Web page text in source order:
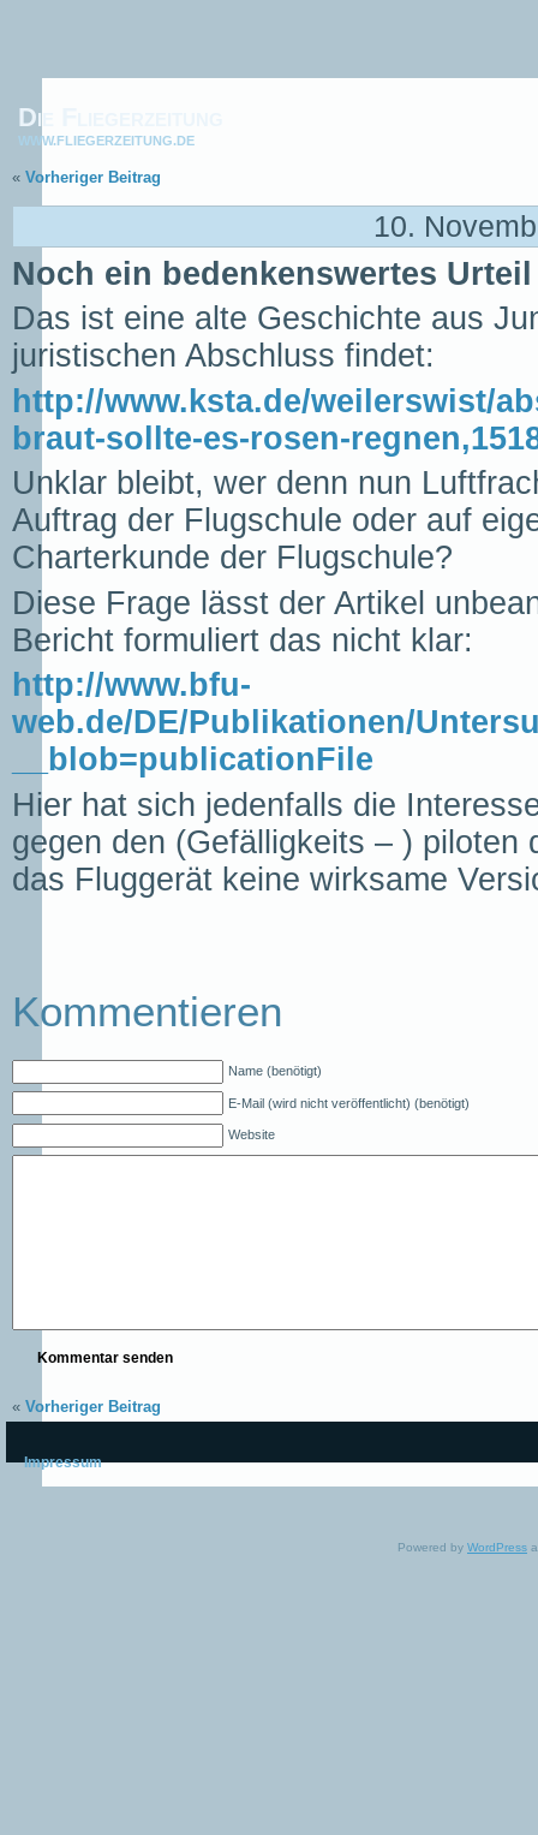
Die Fliegerzeitung
WWW.FLIEGERZEITUNG.DE
« Vorheriger Beitrag
10.
Noch ein bedenkenswertes Urteil
Das ist eine alte Geschichte aus
juristischen Abschluss findet:
http://www.ksta.de/weilerswist/
braut-sollte-es-rosen-
Unklar bleibt, wer denn nun
Auftrag der Flugschule oder auf
Charterkunde der Flugschule?
Diese Frage lässt der Artikel
Bericht formuliert das nicht klar:
http://www.bfu-
web.de/DE/Publikationen/
__blob=publicationFile
Hier hat sich jedenfalls die
gegen den (Gefälligkeits – ) piloten
das Fluggerät keine wirksame
Kommentieren
Name (benötigt)
E-Mail (wird nicht veröffentlicht) (benötigt)
Website
« Vorheriger Beitrag
Impressum
Powered by WordPress